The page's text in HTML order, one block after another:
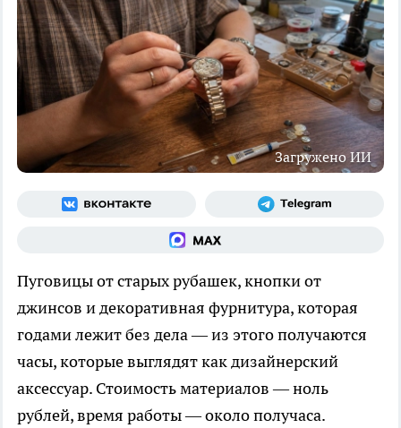
Загружено ИИ
Пуговицы от старых рубашек, кнопки от
джинсов и декоративная фурнитура, которая
годами лежит без дела — из этого получаются
часы, которые выглядят как дизайнерский
аксессуар. Стоимость материалов — ноль
рублей, время работы — около получаса.